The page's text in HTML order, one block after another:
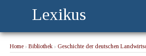
Lexikus
Home › Bibliothek › Geschichte der deutschen